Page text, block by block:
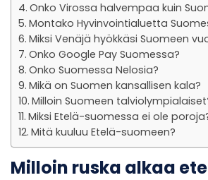
Onko Virossa halvempaa kuin
Montako Hyvinvointialuetta
Miksi Venäjä hyökkäsi Suomeen
Onko Google Pay Suomessa?
Onko Suomessa Nelosia?
Mikä on Suomen kansallisen kala?
Milloin Suomeen
Miksi Etelä-suomessa ei ole
Mitä kuuluu Etelä-suomeen?
Milloin ruska alkaa